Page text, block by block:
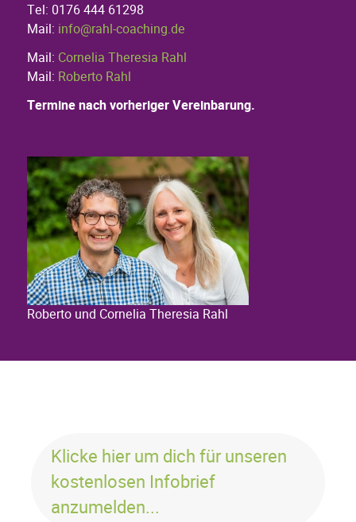
Tel: 0176 444 61298
Mail: info@rahl-coaching.de
Mail: Cornelia Theresia Rahl
Mail: Roberto Rahl
Termine nach vorheriger Vereinbarung.
Roberto und Cornelia Theresia Rahl
Klicke hier um dich für unseren
kostenlosen Infobrief
anzumelden...